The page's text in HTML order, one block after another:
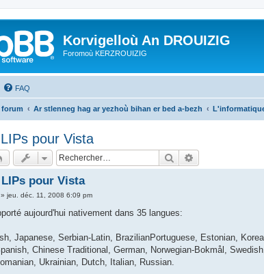
Korvigelloù An DROUIZIG
Foromoù KERZROUIZIG
FAQ
Ar stlenneg hag ar yezhoù bihan er bed a-bezh
pour Vista
Rechercher
pour Vista
jeu. déc. 11, 2008 6:09 pm
aujourd'hui nativement dans 35 langues:
Japanese, Serbian-Latin, BrazilianPortuguese, Estonian,
Chinese Traditional, German, Norwegian-Bokmål,
Ukrainian, Dutch, Italian, Russian.